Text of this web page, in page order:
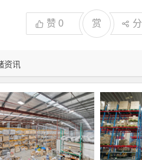
资讯
赞 0 赏